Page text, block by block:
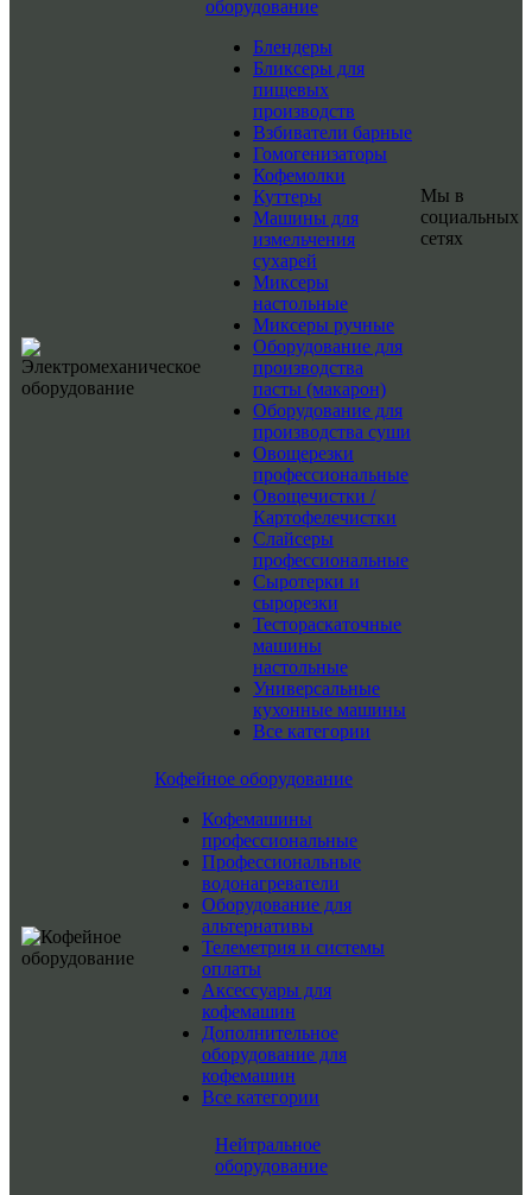
оборудование
Блендеры
Бликсеры для
пищевых
производств
Взбиватели барные
Гомогенизаторы
Кофемолки
Куттеры
Машины для
измельчения
сухарей
Миксеры
настольные
Миксеры ручные
Оборудование для
производства
пасты (макарон)
Оборудование для
производства суши
Овощерезки
профессиональные
Овощечистки /
Картофелечистки
Слайсеры
профессиональные
Сыротерки и
сырорезки
Тестораскаточные
машины
настольные
Универсальные
кухонные машины
Все категории
Кофейное оборудование
Кофемашины
профессиональные
Профессиональные
водонагреватели
Оборудование для
альтернативы
Телеметрия и системы
оплаты
Аксессуары для
кофемашин
Дополнительное
оборудование для
кофемашин
Все категории
Нейтральное
оборудование
Мы в
социальных
сетях